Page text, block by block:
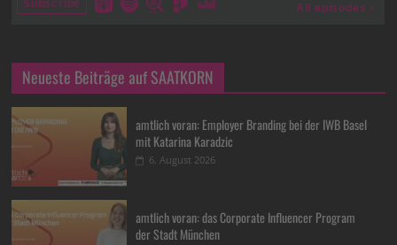
Neueste Beiträge auf SAATKORN
amtlich voran: Employer Branding bei der IWB Basel
mit Katarina Karadzic
6. August 2026
amtlich voran: das Corporate Influencer Program
der Stadt München